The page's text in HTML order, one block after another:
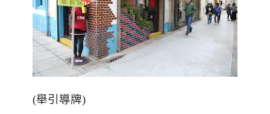
(舉引導牌)